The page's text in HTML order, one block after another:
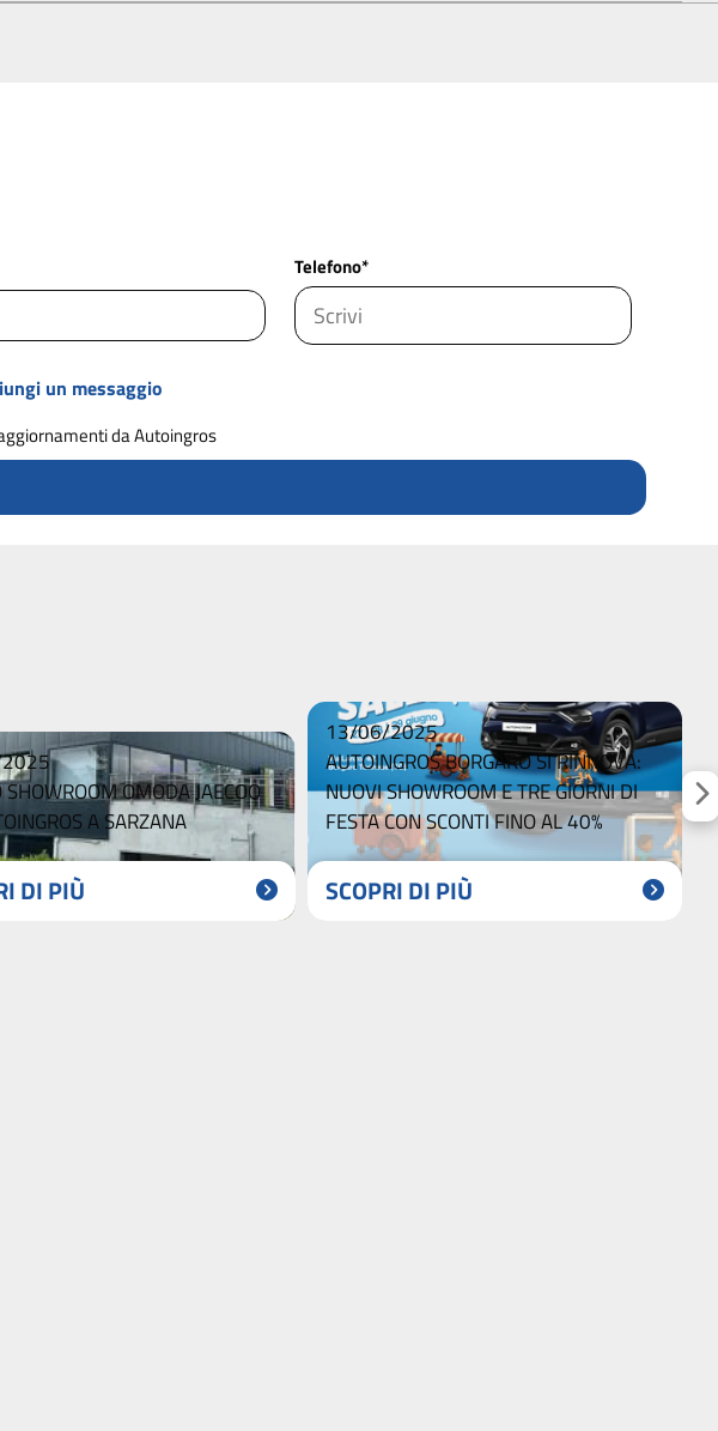
Telefono*
un messaggio
da Autoingros
OMODA JAECOO
A SARZANA
DI PIÙ
13/06/2025
AUTOINGROS BORGARO SI RINNOVA:
NUOVI SHOWROOM E TRE GIORNI DI
FESTA CON SCONTI FINO AL 40%
SCOPRI DI PIÙ